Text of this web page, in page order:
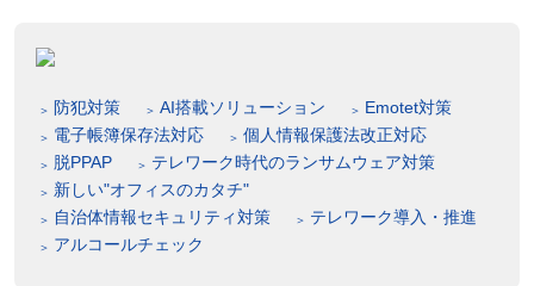
防犯対策 AI搭載ソリューション
Emotet対策
電子帳簿保存法対応
個人情報保護法改正対応
脱PPAP
テレワーク時代のランサムウェア対策
新しい"オフィスのカタチ"
自治体情報セキュリティ対策
テレワーク導入・推進
アルコールチェック